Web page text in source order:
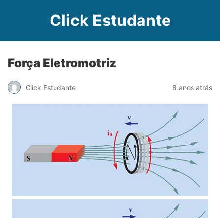
Click Estudante
Força Eletromotriz
Click Estudante 8 anos atrás